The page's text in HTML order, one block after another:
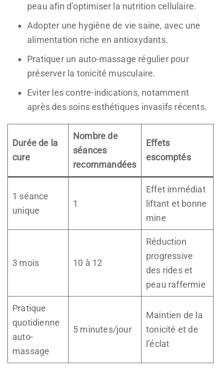
peau afin d’optimiser la nutrition cellulaire.
Adopter une hygiène de vie saine, avec une
alimentation riche en antioxydants.
Pratiquer un auto-massage régulier pour
préserver la tonicité musculaire.
Eviter les contre-indications, notamment
après des soins esthétiques invasifs récents.
Durée de la
cure
Nombre de
séances
recommandées
Effets
escomptés
1 séance
unique
1
Effet immédiat
liftant et bonne
mine
3 mois 10 à 12
Réduction
progressive
des rides et
peau raffermie
Pratique
quotidienne
auto-
massage
5 minutes/jour
Maintien de la
tonicité et de
l’éclat